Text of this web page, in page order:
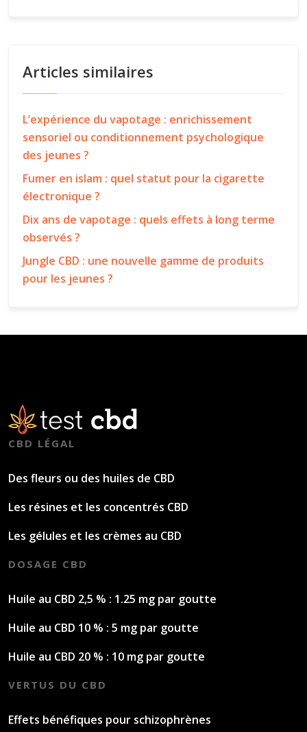
Articles similaires
L’expérience du vapotage : enrichissement
sensoriel ou conditionnement psychologique
des jeunes ?
Fumer en islam : quel statut pour la cigarette
électronique ?
Dix ans de vapotage : quels effets à long terme
observés ?
Jungle CBD : une nouvelle gamme de produits
pour les jeunes ?
CBD LÉGAL
Des fleurs ou des huiles de CBD
Les résines et les concentrés CBD
Les gélules et les crèmes au CBD
DOSAGE CBD
Huile au CBD 2,5 % : 1.25 mg par goutte
Huile au CBD 10 % : 5 mg par goutte
Huile au CBD 20 % : 10 mg par goutte
VERTUS DU CBD
Effets bénéfiques pour schizophrènes